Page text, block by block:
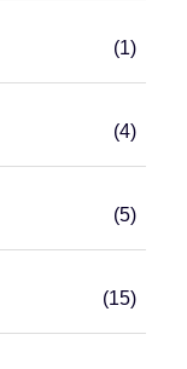
(1)
(4)
(5)
(15)